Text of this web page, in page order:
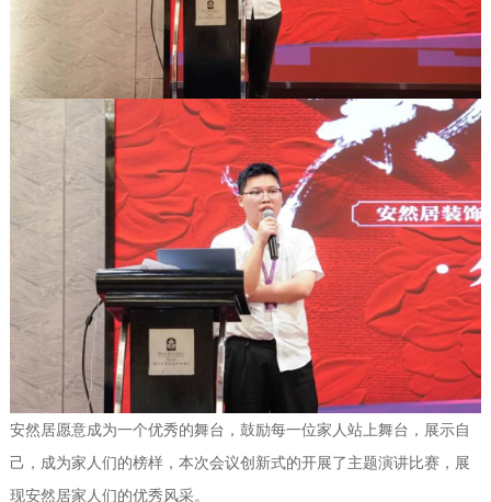
安然居愿意成为一个优秀的舞台，鼓励每一位家人站上舞台，展示自
己，成为家人们的榜样，本次会议创新式的开展了主题演讲比赛，展
现安然居家人们的优秀风采。